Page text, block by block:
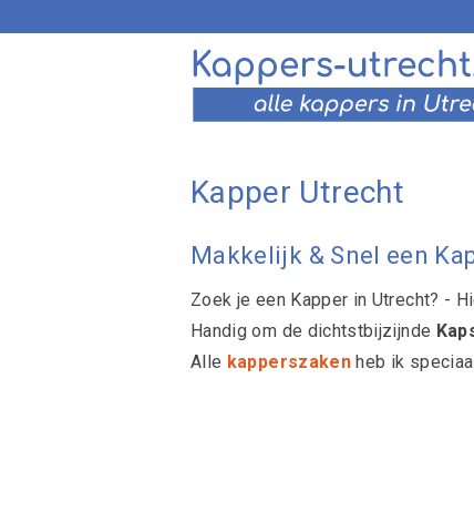
Kapper Utrecht
Makkelijk & Snel een
Zoek je een Kapper in Utrecht? -
Handig om de dichtstbijzijnde
Alle kapperszakenheb ik